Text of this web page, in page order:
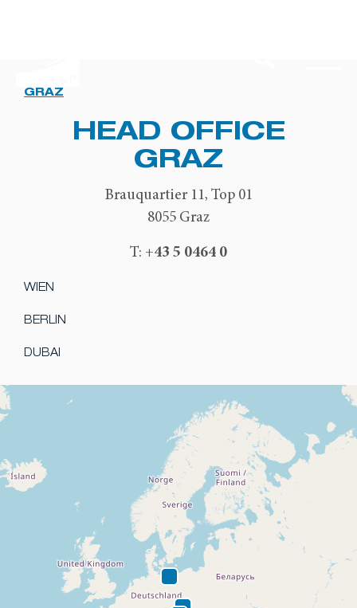
GRAZ
HEAD OFFICE
GRAZ
Brauquartier 11, Top 01
8055 Graz
T: +43 5 0464 0
WIEN
BERLIN
DUBAI